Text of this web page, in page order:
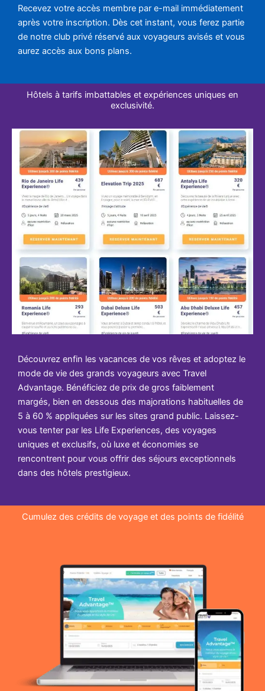
Recevez votre accès membre par e-mail immédiatement
après votre inscription. Dès cet instant, vous ferez partie
de notre club privé réservé aux voyageurs avisés et vous
aurez accès aux bons plans.
Hôtels à tarifs imbattables et expériences uniques en
exclusivité.
Découvrez enfin les vacances de vos rêves et adoptez le
mode de vie des grands voyageurs avec Travel
Advantage. Bénéficiez de prix de gros faiblement
margés, bien en dessous des majorations habituelles de
5 à 60 % appliquées sur les sites grand public. Laissez-
vous tenter par les Life Experiences, des voyages
uniques et exclusifs, où luxe et économies se
rencontrent pour vous offrir des séjours exceptionnels
dans des hôtels prestigieux.
Cumulez des crédits de voyage et des points de fidélité